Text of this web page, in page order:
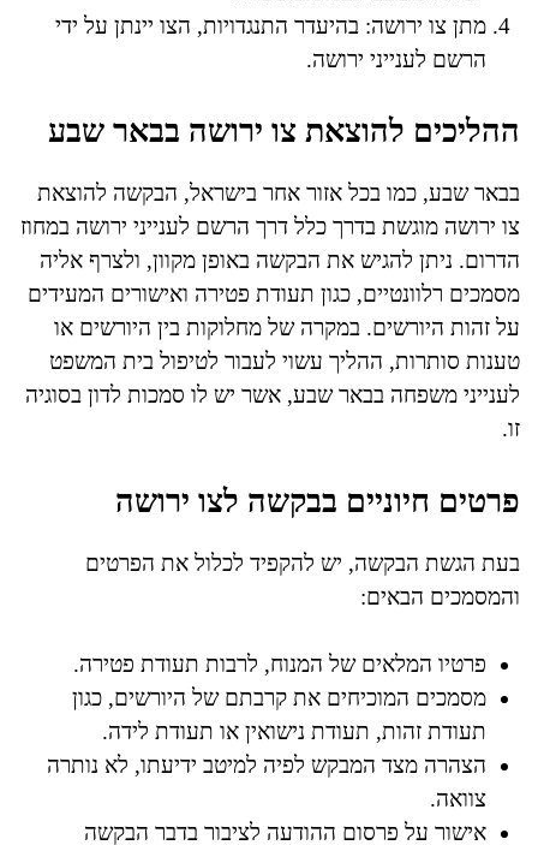
מתן צו ירושה: בהיעדר התנגדויות, הצו יינתן על ידי
הרשם לענייני ירושה.
ההליכים להוצאת צו ירושה בבאר שבע
בבאר שבע, כמו בכל אזור אחר בישראל, הבקשה להוצאת
צו ירושה מוגשת בדרך כלל דרך הרשם לענייני ירושה במחוז
הדרום. ניתן להגיש את הבקשה באופן מקוון, ולצרף אליה
מסמכים רלוונטיים, כגון תעודת פטירה ואישורים המעידים
על זהות היורשים. במקרה של מחלוקות בין היורשים או
טענות סותרות, ההליך עשוי לעבור לטיפול בית המשפט
לענייני משפחה בבאר שבע, אשר יש לו סמכות לדון בסוגיה
זו.
פרטים חיוניים בבקשה לצו ירושה
בעת הגשת הבקשה, יש להקפיד לכלול את הפרטים
והמסמכים הבאים:
פרטיו המלאים של המנוח, לרבות תעודת פטירה.
מסמכים המוכיחים את קרבתם של היורשים, כגון
תעודת זהות, תעודת נישואין או תעודת לידה.
הצהרה מצד המבקש לפיה למיטב ידיעתו, לא נותרה
צוואה.
אישור על פרסום ההודעה לציבור בדבר הבקשה